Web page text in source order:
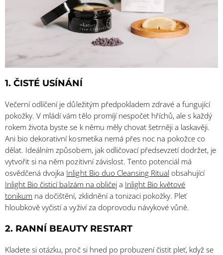
1. ČISTÉ USÍNÁNÍ
Večerní odlíčení je důležitým předpokladem zdravé a fungující
pokožky. V mládí vám tělo promíjí nespočet hříchů, ale s každý
rokem života byste se k němu měly chovat šetrněji a laskavěji.
Ani bio dekorativní kosmetika nemá přes noc na pokožce co
dělat. Ideálním způsobem, jak odličovací předsevzetí dodržet, je
vytvořit si na něm pozitivní závislost. Tento potenciál má
osvědčená dvojka Inlight Bio duo Cleansing Ritual obsahující
Inlight Bio čisticí balzám na obličeja Inlight Bio květové
tonikum na dočištění, zklidnění a tonizaci pokožky. Pleť
hloubkově vyčistí a vyživí za doprovodu návykové vůně.
2. RANNÍ BEAUTY RESTART
Kladete si otázku, proč si hned po probuzení čistit pleť, když se